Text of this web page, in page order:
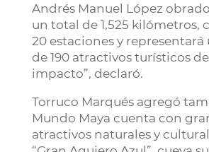
Andrés Manuel López
un total de 1,525 kilómetros,
20 estaciones y representará
de 190 atractivos turísticos
impacto”, declaró.
Torruco Marqués agregó
Mundo Maya cuenta con
atractivos naturales y